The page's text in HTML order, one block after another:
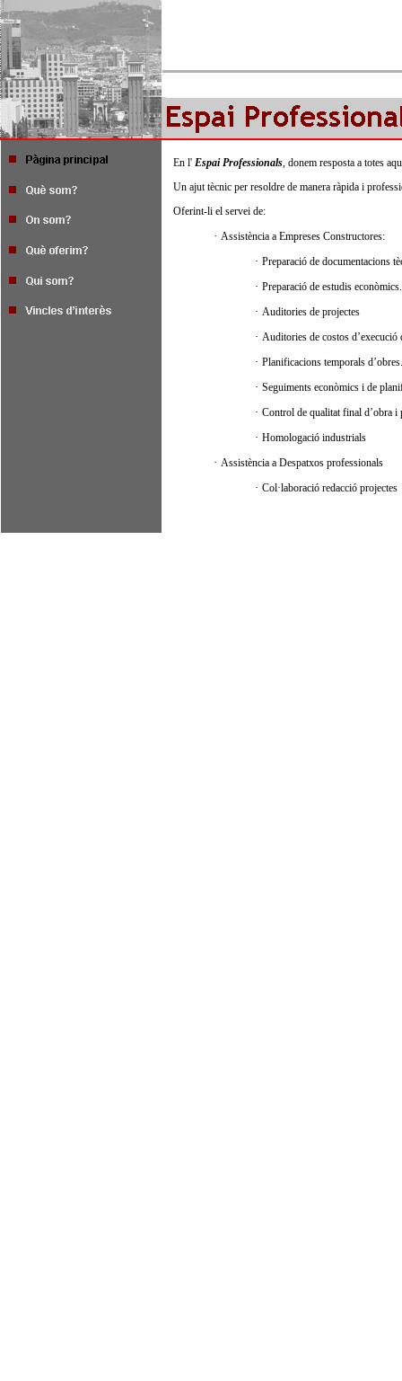
En l' Espai Professionals, donem resposta a totes
Un ajut tècnic per resoldre de manera ràpida i
Oferint-li el servei de:
· Assistència a Empreses Constructores:
· Preparació de documentacions
· Preparació de estudis econòmics.
· Auditories de projectes
· Auditories de costos d’execució
· Planificacions temporals d’obres.
· Seguiments econòmics i de
· Control de qualitat final d’obra i
· Homologació industrials
· Assistència a Despatxos professionals
· Col·laboració redacció projectes